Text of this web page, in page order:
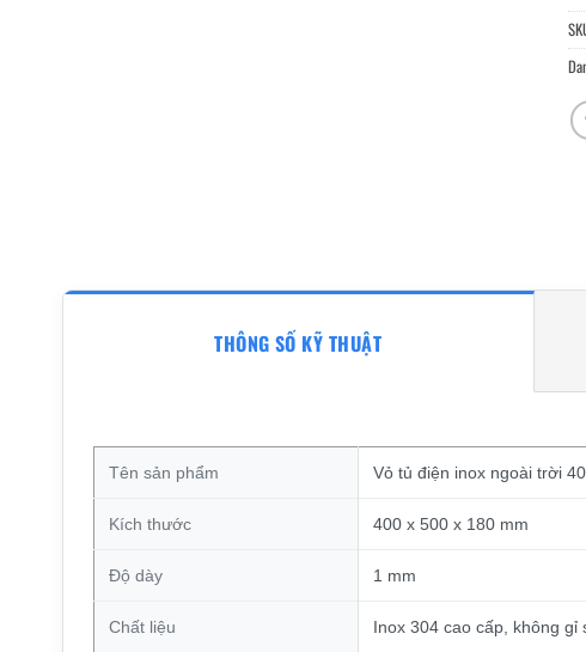
THÔNG SỐ KỸ THUẬT
Tên sản phẩm Vỏ tủ điện inox ngoài trời
Kích thước 400 x 500 x 180 mm
Độ dày 1 mm
Chất liệu Inox 304 cao cấp, không gỉ